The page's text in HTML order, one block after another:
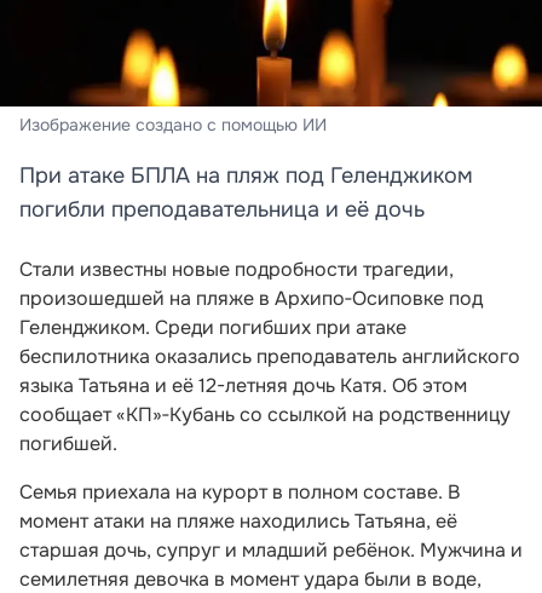
Изображение создано с помощью ИИ
При атаке БПЛА на пляж под Геленджиком
погибли преподавательница и её дочь
Стали известны новые подробности трагедии,
произошедшей на пляже в Архипо‑Осиповке под
Геленджиком. Среди погибших при атаке
беспилотника оказались преподаватель английского
языка Татьяна и её 12-летняя дочь Катя. Об этом
сообщает «КП»‑Кубань со ссылкой на родственницу
погибшей.
Семья приехала на курорт в полном составе. В
момент атаки на пляже находились Татьяна, её
старшая дочь, супруг и младший ребёнок. Мужчина и
семилетняя девочка в момент удара были в воде,